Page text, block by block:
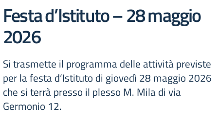
Festa d’Istituto – 28 maggio
2026
Si trasmette il programma delle attività previste
per la festa d’Istituto di giovedì 28 maggio 2026
che si terrà presso il plesso M. Mila di via
Germonio 12.